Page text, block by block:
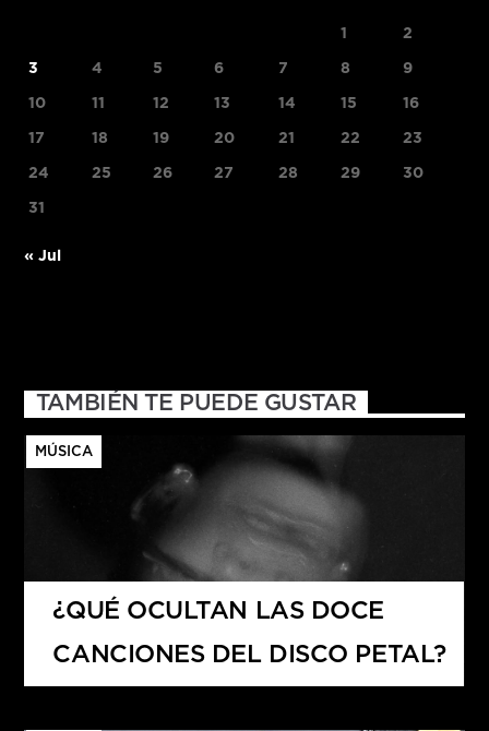
1 2
3 4 5 6 7 8 9
10 11 12 13 14 15 16
17 18 19 20 21 22 23
24 25 26 27 28 29 30
31
« Jul
TAMBIÉN TE PUEDE GUSTAR
MÚSICA
¿QUÉ OCULTAN LAS DOCE
CANCIONES DEL DISCO PETAL?